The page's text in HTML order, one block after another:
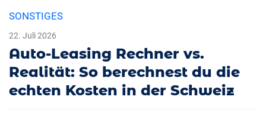
SONSTIGES
22. Juli 2026
Auto-Leasing Rechner vs.
Realität: So berechnest du die
echten Kosten in der Schweiz